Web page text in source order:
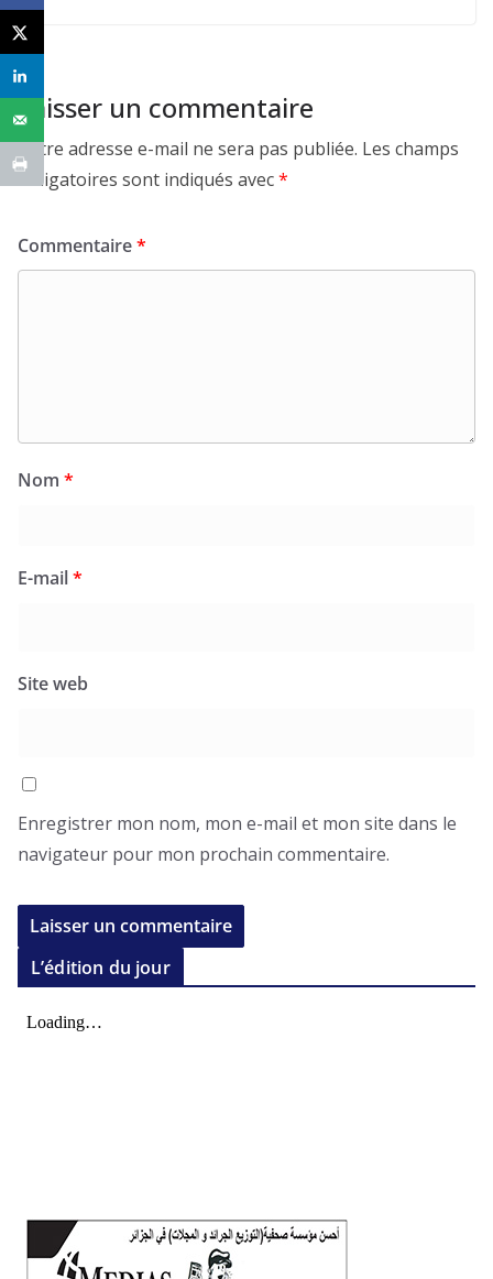
Laisser un commentaire
Votre adresse e-mail ne sera pas publiée. Les champs
obligatoires sont indiqués avec*
Commentaire*
Nom *
E-mail*
Site web
Enregistrer mon nom, mon e-mail et mon site dans le
navigateur pour mon prochain commentaire.
L’édition du jour